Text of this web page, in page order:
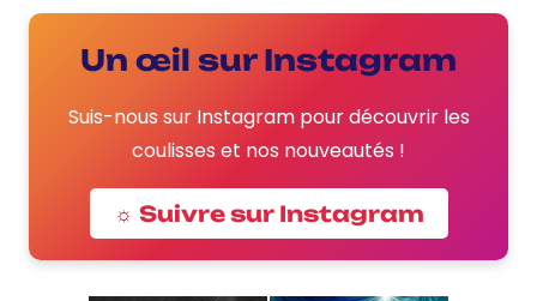
Un œil sur Instagram
Suis-nous sur Instagram pour découvrir les
coulisses et nos nouveautés !
☼ Suivre sur Instagram